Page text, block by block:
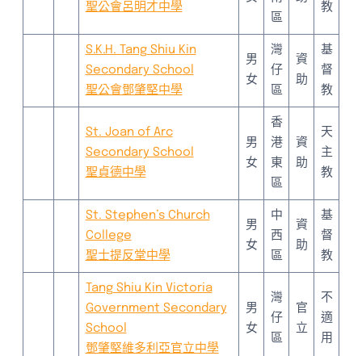
聖公會呂明才中學
區
教
S.K.H. Tang Shiu Kin
Secondary School
聖公會鄧肇堅中學
男
女
灣
仔
區
資
助
基
督
教
St. Joan of Arc
Secondary School
聖貞德中學
男
女
香
港
東
區
資
助
天
主
教
St. Stephen’s Church
College
聖士提反堂中學
男
女
中
西
區
資
助
基
督
教
Tang Shiu Kin Victoria
Government Secondary
School
鄧肇堅維多利亞官立中學
男
女
灣
仔
區
官
立
不
適
用